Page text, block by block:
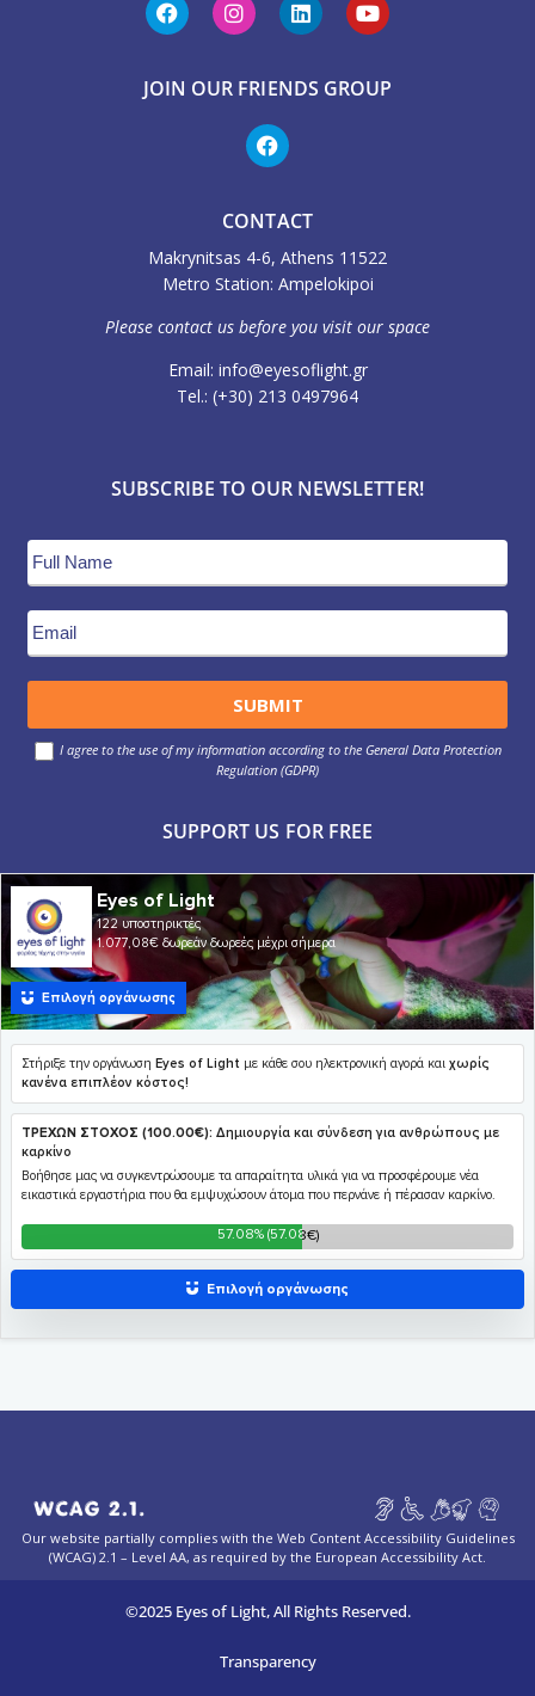
JOIN OUR FRIENDS GROUP
CONTACT
Makrynitsas 4-6, Athens 11522
Metro Station: Ampelokipoi
Please contact us before you visit our space
Email: info@eyesoflight.gr
Τel.: (+30) 213 0497964
SUBSCRIBE TO OUR NEWSLETTER!
I agree to the use of my information according to the General Data Protection
Regulation (GDPR)
SUPPORT US FOR FREE
Our website partially complies with the Web Content Accessibility Guidelines
(WCAG) 2.1 – Level AA, as required by the European Accessibility Act.
©2025 Eyes of Light, All Rights Reserved.
Transparency